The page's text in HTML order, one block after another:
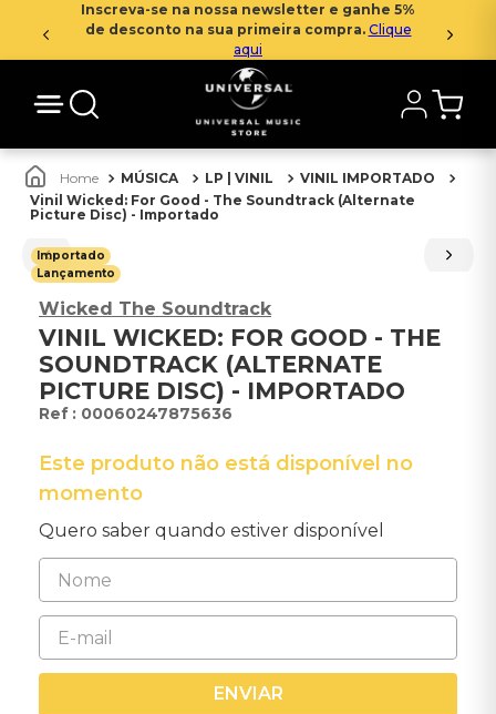
Inscreva-se na nossa newsletter e ganhe 5%
de desconto na sua primeira compra. Clique
aqui
MÚSICA LP | VINIL
VINIL IMPORTADO
Vinil Wicked: For Good - The Soundtrack (Alternate
Picture Disc) - Importado
Importado
Lançamento
Wicked The Soundtrack
VINIL WICKED: FOR GOOD - THE
SOUNDTRACK (ALTERNATE
PICTURE DISC) - IMPORTADO
: 00060247875636
Este produto não está disponível no
momento
Quero saber quando estiver disponível
ENVIAR